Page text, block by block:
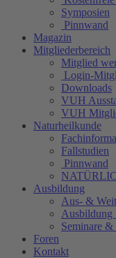
Symposien
Pinnwand
Magazin
Mitgliederbereich
Mitglied
Login-
Downloads
VUH
VUH
Naturheilkunde
Fallstudien
Pinnwand
Ausbildung
Aus- &
Ausbildung
Seminare
Foren
Kontakt